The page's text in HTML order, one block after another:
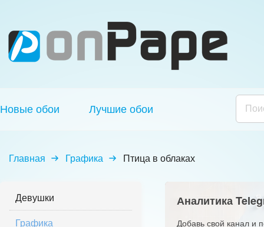
Новые обои Лучшие обои
Главная Графика Птица в облаках
Девушки
Графика
Аналитика
Добавь свой канал и